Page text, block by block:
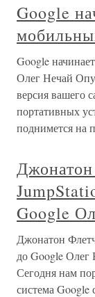
Google
Google
Олег Нечай
версия вашего
портативных
поднимется на
Google
Джонатон
до Google Олег
Сегодня нам
система